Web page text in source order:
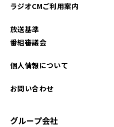
ラジオCMご利用案内
放送基準
番組審議会
個人情報について
お問い合わせ
グループ会社